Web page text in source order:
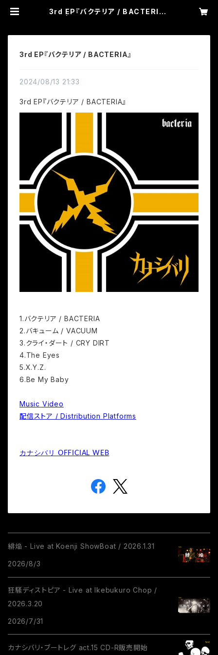
3rd EP『バクテリア / BACTERIA』
3rd EP『バクテリア / BACTERIA』
2024/08/13 21:33
3rd EP『バクテリア / BACTERIA』
1.バクテリア / BACTERIA
2.バキューム / VACUUM
3.クライ・ダート / CRY DIRT
4.The Eyes
5.X.Y.Z.
6.Be My Baby
Music Video
配信ストア / Distribution Platforms
カナシバリ OFFICIAL WEB
緋焔 - Live at Koenji ShowBoat / 2026.1.31
2026/8/3
狂騒ディストピア - Live at Ikebukuro Chop /
2026.3.20
2026/7/31
カナシバリ・ブートレグ act.15 CD-R販売開始